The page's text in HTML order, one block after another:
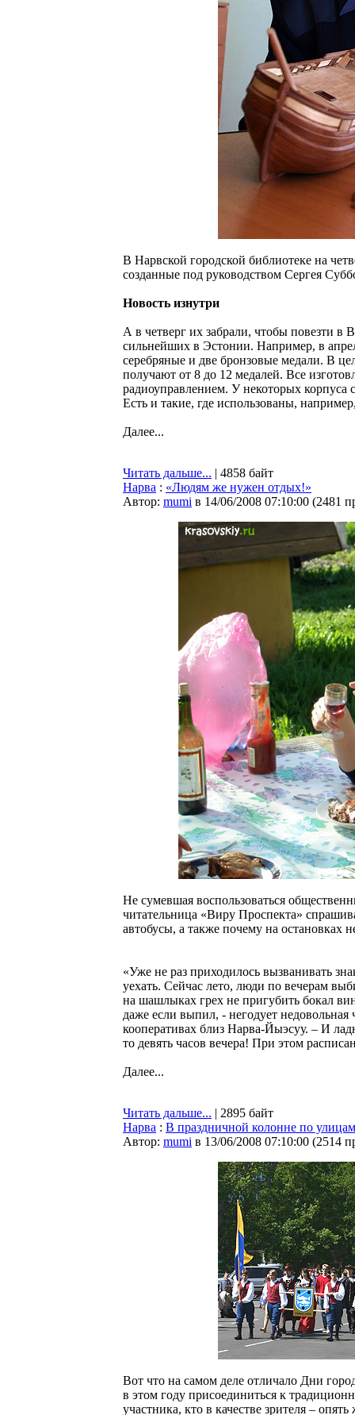
В Нарвской городской библиотеке на
созданные под руководством Сергея
Новость изнутри
А в четверг их забрали, чтобы повезти
сильнейших в Эстонии. Например, в
серебряные и две бронзовые медали. В
получают от 8 до 12 медалей. Все
радиоуправлением. У некоторых корпуса
Есть и такие, где использованы,
Далее...
Читать дальше... | 4858 байт
Нарва : «Людям же нужен отдых!»
Автор: mumi в 14/06/2008 07:10:00 (2481
Не сумевшая воспользоваться
читательница «Виру Проспекта»
автобусы, а также почему на остановках
«Уже не раз приходилось вызванивать
уехать. Сейчас лето, люди по вечерам
на шашлыках грех не пригубить бокал
даже если выпил, - негодует
кооперативах близ Нарва-Йыэсуу. – И
то девять часов вечера! При этом
Далее...
Читать дальше... | 2895 байт
Нарва : В праздничной колонне по
Автор: mumi в 13/06/2008 07:10:00 (2514
Вот что на самом деле отличало Дни
в этом году присоединиться к
участника, кто в качестве зрителя –